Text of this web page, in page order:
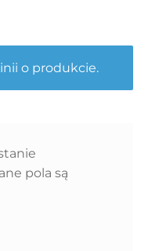
o produkcie.
pola są